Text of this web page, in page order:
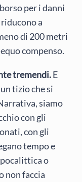
per i danni
a
di 200 metri
compenso.
tremendi.E
tizio che si
siamo
con gli
con gli
tempo e
o
non faccia